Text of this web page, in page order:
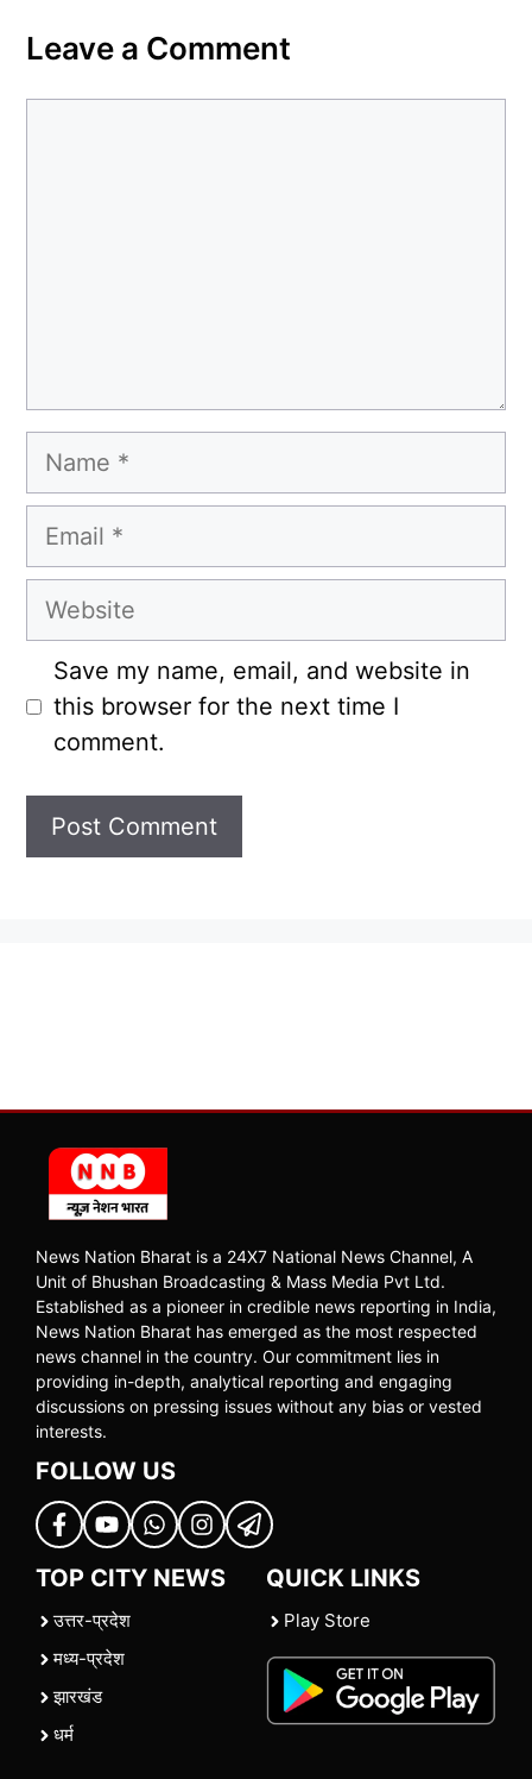
Leave a Comment
Name
Email
Website
Save my name, email, and website in
this browser for the next time I
comment.
News Nation Bharat is a 24X7 National News Channel, A
Unit of Bhushan Broadcasting & Mass Media Pvt Ltd.
Established as a pioneer in credible news reporting in India,
News Nation Bharat has emerged as the most respected
news channel in the country. Our commitment lies in
providing in-depth, analytical reporting and engaging
discussions on pressing issues without any bias or vested
interests.
FOLLOW US
TOP CITY NEWS
उत्तर-प्रदेश
मध्य-प्रदेश
झारखंड
धर्म
QUICK LINKS
Play Store